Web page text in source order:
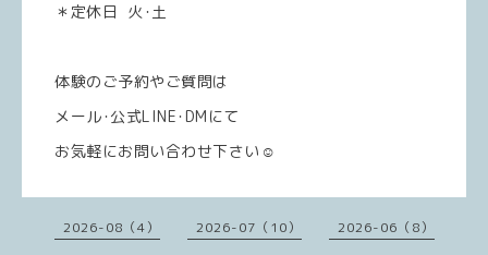
＊定休日 火･土
体験のご予約やご質問は
メール･公式LINE･DMにて
お気軽にお問い合わせ下さい☺️
2026-08（4） 2026-07（10） 2026-06（8）